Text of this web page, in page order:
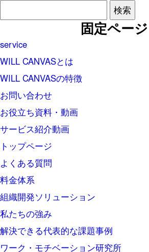
固定ページ
service
WILL CANVASとは
WILL CANVASの特徴
お問い合わせ
お役立ち資料・動画
サービス紹介動画
トップページ
よくある質問
料金体系
組織開発ソリューション
私たちの強み
解決できる代表的な課題事例
ワーク・モチベーション研究所